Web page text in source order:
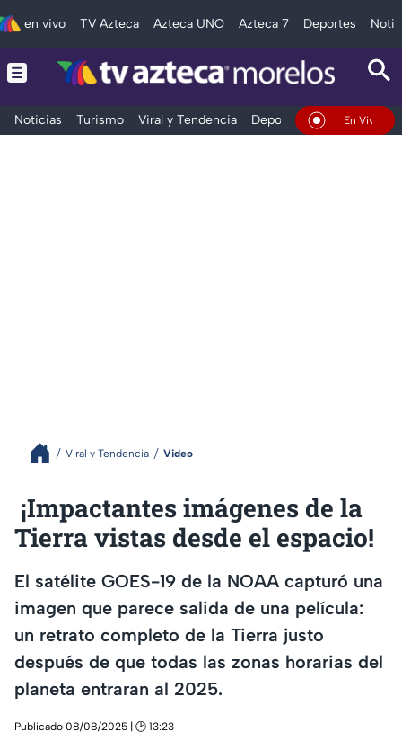
en vivo TV Azteca Azteca UNO Azteca 7 Deportes
Noticias Turismo Viral y Tendencia Deportes Espectáculos
En Vivo
Viral y Tendencia Video
¡Impactantes imágenes de la
Tierra vistas desde el espacio!
El satélite GOES-19 de la NOAA capturó una
imagen que parece salida de una película:
un retrato completo de la Tierra justo
después de que todas las zonas horarias del
planeta entraran al 2025.
Publicado 08/08/2025 | 🕑 13:23